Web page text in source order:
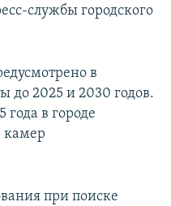
службы городского
в
до 2025 и 2030 годов.
года в городе
камер
при поиске